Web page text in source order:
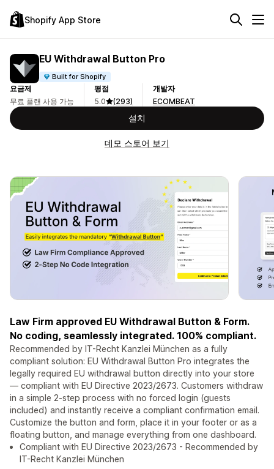
Shopify App Store
EU Withdrawal Button Pro
Built for Shopify
요금제
무료 플랜 사용 가능
평점
5.0
(293)
개발자
ECOMBEAT
설치
데모 스토어 보기
Law Firm approved EU Withdrawal Button & Form.
No coding, seamlessly integrated. 100% compliant.
Recommended by IT-Recht Kanzlei München as a fully
compliant solution: EU Withdrawal Button Pro integrates the
legally required EU withdrawal button directly into your store
— compliant with EU Directive 2023/2673. Customers withdraw
in a simple 2-step process with no forced login (guests
included) and instantly receive a compliant confirmation email.
Customize the button and form, place it in your footer or as a
floating button, and manage everything from one dashboard.
Compliant with EU Directive 2023/2673 - Recommended by
IT-Recht Kanzlei München